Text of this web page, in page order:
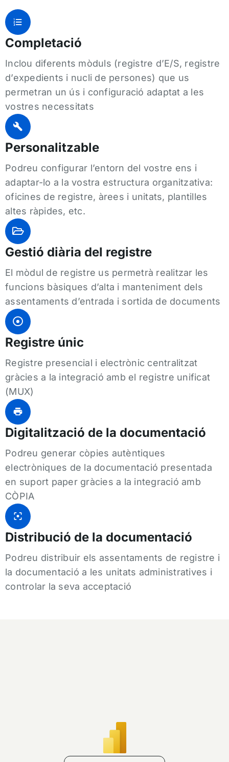
Completació
Inclou diferents mòduls (registre d’E/S, registre
d’expedients i nucli de persones) que us
permetran un ús i configuració adaptat a les
vostres necessitats
Personalitzable
Podreu configurar l’entorn del vostre ens i
adaptar-lo a la vostra estructura organitzativa:
oficines de registre, àrees i unitats, plantilles
altes ràpides, etc.
Gestió diària del registre
El mòdul de registre us permetrà realitzar les
funcions bàsiques d’alta i manteniment dels
assentaments d’entrada i sortida de documents
Registre únic
Registre presencial i electrònic centralitzat
gràcies a la integració amb el registre unificat
(MUX)
Digitalització de la documentació
Podreu generar còpies autèntiques
electròniques de la documentació presentada
en suport paper gràcies a la integració amb
CÒPIA
Distribució de la documentació
Podreu distribuir els assentaments de registre i
la documentació a les unitats administratives i
controlar la seva acceptació